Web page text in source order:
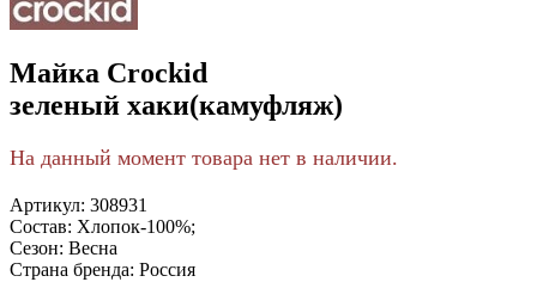
Майка Crockid
зеленый хаки(камуфляж)
На данный момент товара нет в наличии.
Артикул: 308931
Состав: Хлопок-100%;
Сезон: Весна
Страна бренда: Россия